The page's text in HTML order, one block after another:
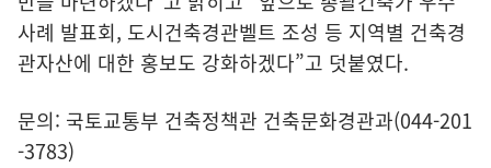
사례 발표회, 도시건축경관벨트 조성 등 지역별 건축경
관자산에 대한 홍보도 강화하겠다”고 덧붙였다.
문의: 국토교통부 건축정책관 건축문화경관과(044-201
-3783)